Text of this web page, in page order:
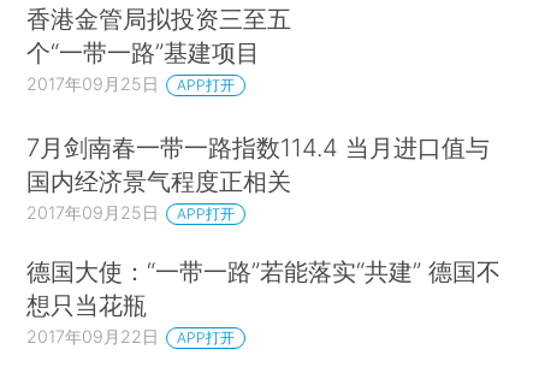
香港金管局拟投资三至五
个“一带一路”基建项目
2017年09月25日 APP打开
7月剑南春一带一路指数114.4 当月进口值与
国内经济景气程度正相关
2017年09月25日 APP打开
德国大使：“一带一路”若能落实“共建” 德国不
想只当花瓶
2017年09月22日 APP打开